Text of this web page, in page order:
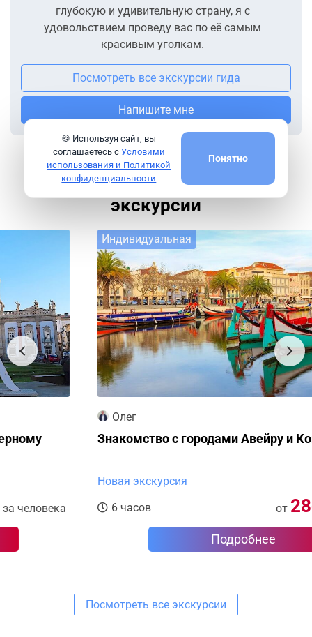
глубокую и удивительную страну, я с
удовольствием проведу вас по её самым
красивым уголкам.
Посмотреть все экскурсии гида
Напишите мне
Другие интересные
экскурсии
Индивидуальная
Знакомство с городами Авейру и Коимбра
Новая экскурсия
6 часов
за человека
Посмотреть все экскурсии
🍪 Используя сайт, вы
соглашаетесь с Условими
использования и Политикой
конфиденциальности
Понятно